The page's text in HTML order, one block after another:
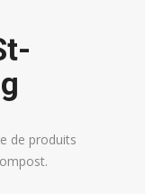
de produits